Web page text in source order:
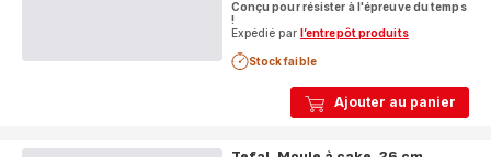
Ajouter au panier
Conçu pour résister à l'épreuve du temps
!
Expédié par l’entrepôt produits
Stock faible